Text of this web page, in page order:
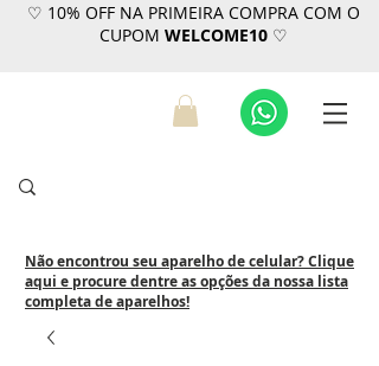
♡ 10% OFF NA PRIMEIRA COMPRA COM O
CUPOM WELCOME10♡
Não encontrou seu aparelho de celular? Clique
aqui e procure dentre as opções da nossa lista
completa de aparelhos!